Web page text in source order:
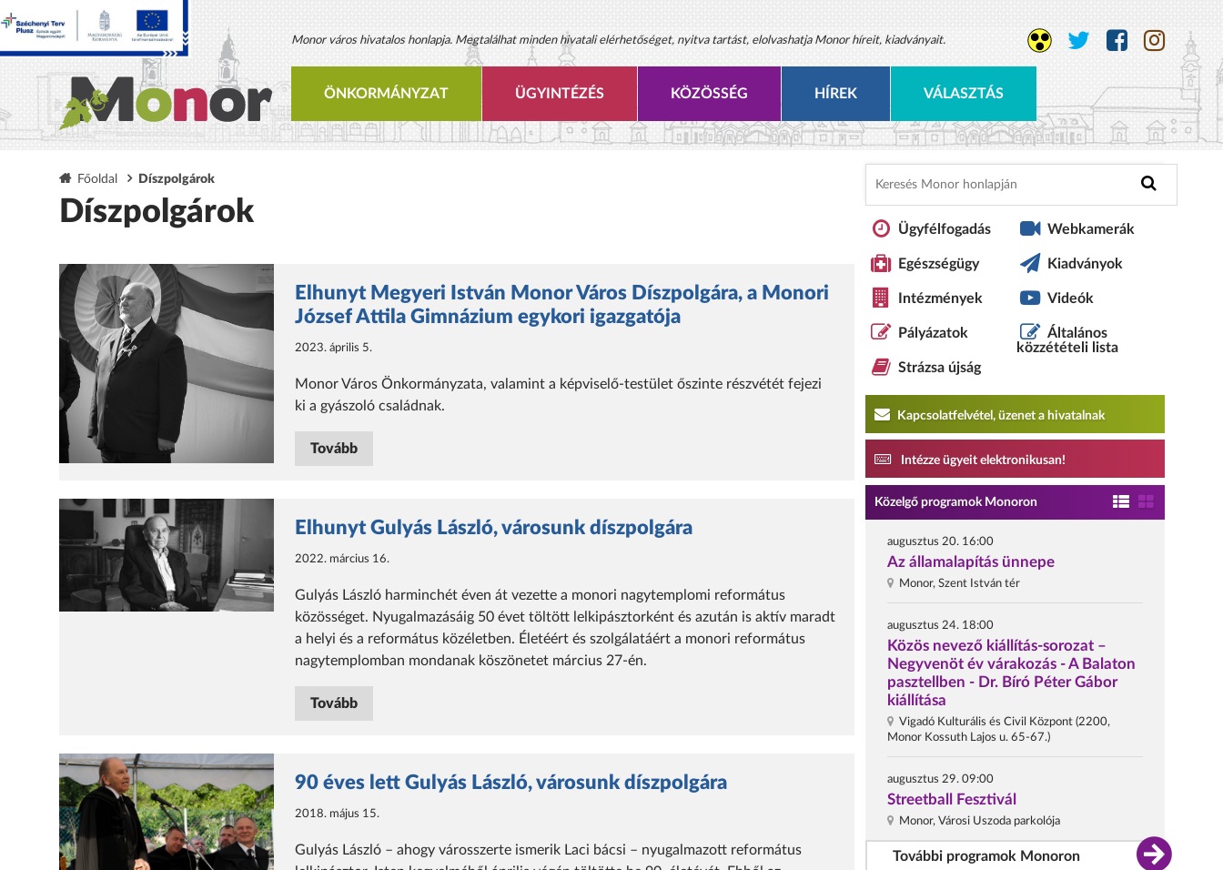
Monor város hivatalos honlapja. Megtalálhat minden hivatali elérhetőséget, nyitva tartást, elolvashatja Monor híreit, kiadványait.
ÖNKORMÁNYZAT ÜGYINTÉZÉS KÖZÖSSÉG HÍREK VÁLASZTÁS
Főoldal Díszpolgárok
Díszpolgárok
Elhunyt Megyeri István Monor Város Díszpolgára, a Monori
József Attila Gimnázium egykori igazgatója
2023. április 5.
Monor Város Önkormányzata, valamint a képviselő-testület őszinte részvétét fejezi
ki a gyászoló családnak.
Tovább
Elhunyt Gulyás László, városunk díszpolgára
2022. március 16.
Gulyás László harminchét éven át vezette a monori nagytemplomi református
közösséget. Nyugalmazásáig 50 évet töltött lelkipásztorként és azután is aktív maradt
a helyi és a református közéletben. Életéért és szolgálatáért a monori református
nagytemplomban mondanak köszönetet március 27-én.
Tovább
90 éves lett Gulyás László, városunk díszpolgára
2018. május 15.
Gulyás László – ahogy városszerte ismerik Laci bácsi – nyugalmazott református
Ügyfélfogadás
Egészségügy
Intézmények
Pályázatok
Strázsa újság
Webkamerák
Kiadványok
Videók
Általános
közzétételi lista
Kapcsolatfelvétel, üzenet a hivatalnak
Intézze ügyeit elektronikusan!
Közelgő programok Monoron
augusztus 20. 16:00
Az államalapítás ünnepe
Monor, Szent István tér
augusztus 24. 18:00
Közös nevező kiállítás-sorozat –
Negyvenöt év várakozás - A Balaton
pasztellben - Dr. Bíró Péter Gábor
kiállítása
Vigadó Kulturális és Civil Központ (2200,
Monor Kossuth Lajos u. 65-67.)
augusztus 29. 09:00
Streetball Fesztivál
Monor, Városi Uszoda parkolója
További programok Monoron